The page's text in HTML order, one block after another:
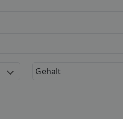
Gehalt